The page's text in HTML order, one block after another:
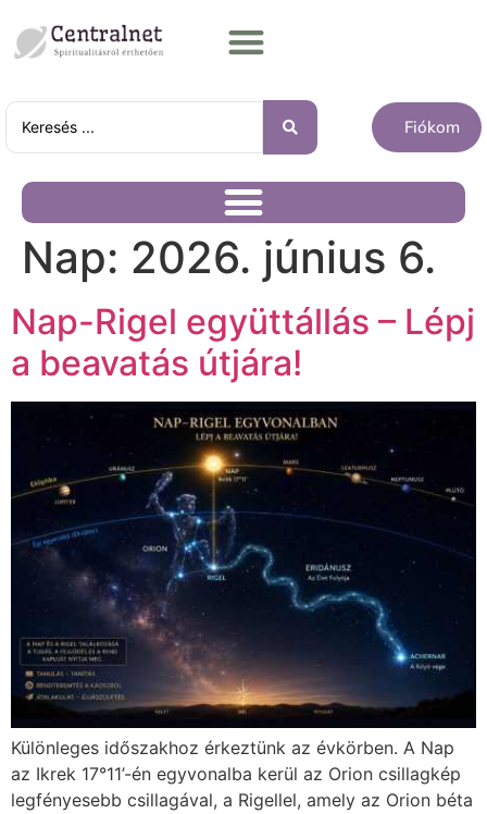
Fiókom
Nap: 2026. június 6.
Nap-Rigel együttállás – Lépj
a beavatás útjára!
Különleges időszakhoz érkeztünk az évkörben. A Nap
az Ikrek 17°11’-én egyvonalba kerül az Orion csillagkép
legfényesebb csillagával, a Rigellel, amely az Orion béta